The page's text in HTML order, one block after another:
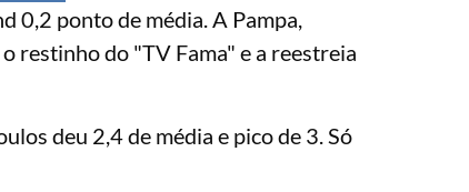
0,2 ponto de média. A Pampa,
restinho do "TV Fama" e a reestreia
deu 2,4 de média e pico de 3. Só